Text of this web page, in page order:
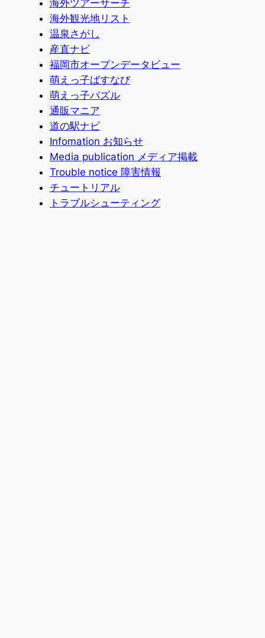
海外ツアーサーチ
海外観光地リスト
温泉さがし
産直ナビ
福岡市オープンデータビュー
萌えっ子ばすなび
萌えっ子パズル
通販マニア
道の駅ナビ
Infomation お知らせ
Media publication メディア掲載
Trouble notice 障害情報
チュートリアル
トラブルシューティング